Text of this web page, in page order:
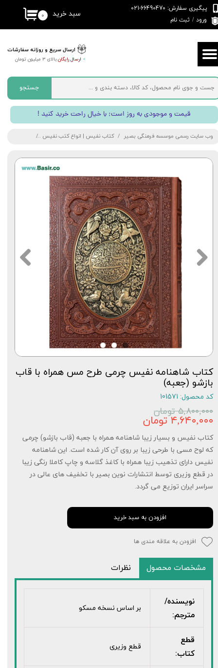
ارسال سریع و روزانه سفارشات
> ارسال رایگانبالای 3 میلیون تومان
پیگیری سفارش: 66490470-021
ورود / ثبت نام
حساب کاربری من
تغییر گذر واژه
سفارشات
خروج از حساب کاربری
۰ سبد خرید
جستجو
! قیمت و موجودی به روز است; با خیال راحت خرید کنید
وب سایت رسمی موسسه فرهنگی بصیر کتاب نفیس | انواع کتب نفیس
کتاب شاهنامه نفیس چرمی طرح مس همراه با قاب
بازشو (جعبه)
کد محصول: 101571
۵,۸۰۰,۰۰۰ تومان
۴,۶۴۰,۰۰۰ تومان
کتاب نفیس و بسیار زیبا شاهنامه همراه با جعبه (قاب بازشو) چرمی
که لوح مسی با طرحی زیبا بر روی آن کار شده است. این شاهنامه
نفیس دارای تذهیب زیبا همراه با کاغذ گلاسه و چاپ کاملا رنگی زیبا
در قطع وزیری توسط انتشارات نوین بصیر با تخفیف های عالی در
سراسر ایران توزیع می گردد.
افزودن به سبد خرید
افزودن به علاقه مندی ها
مشخصات محصول نظرات
نویسنده/
مترجم:
بر اساس نسخه مسکو
قطع
کتاب:
قطع وزیری